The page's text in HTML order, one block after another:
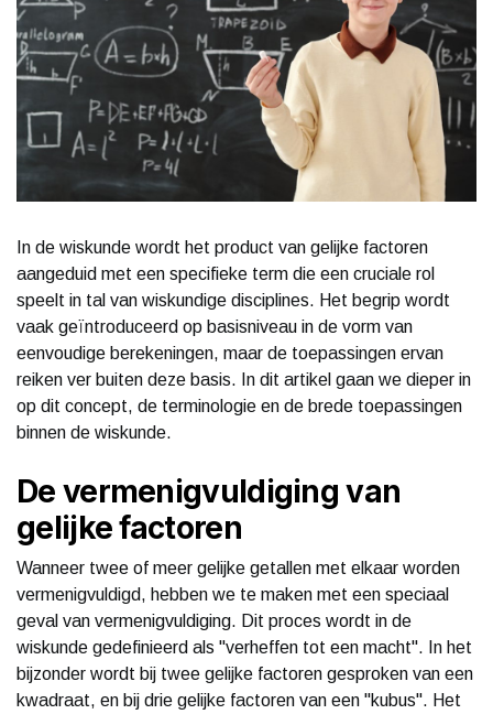
In de wiskunde wordt het product van gelijke factoren
aangeduid met een specifieke term die een cruciale rol
speelt in tal van wiskundige disciplines. Het begrip wordt
vaak geïntroduceerd op basisniveau in de vorm van
eenvoudige berekeningen, maar de toepassingen ervan
reiken ver buiten deze basis. In dit artikel gaan we dieper in
op dit concept, de terminologie en de brede toepassingen
binnen de wiskunde.
De vermenigvuldiging van
gelijke factoren
Wanneer twee of meer gelijke getallen met elkaar worden
vermenigvuldigd, hebben we te maken met een speciaal
geval van vermenigvuldiging. Dit proces wordt in de
wiskunde gedefinieerd als "verheffen tot een macht". In het
bijzonder wordt bij twee gelijke factoren gesproken van een
kwadraat, en bij drie gelijke factoren van een "kubus". Het